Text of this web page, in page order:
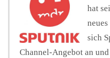
hat
sich
Channel-Angebot an